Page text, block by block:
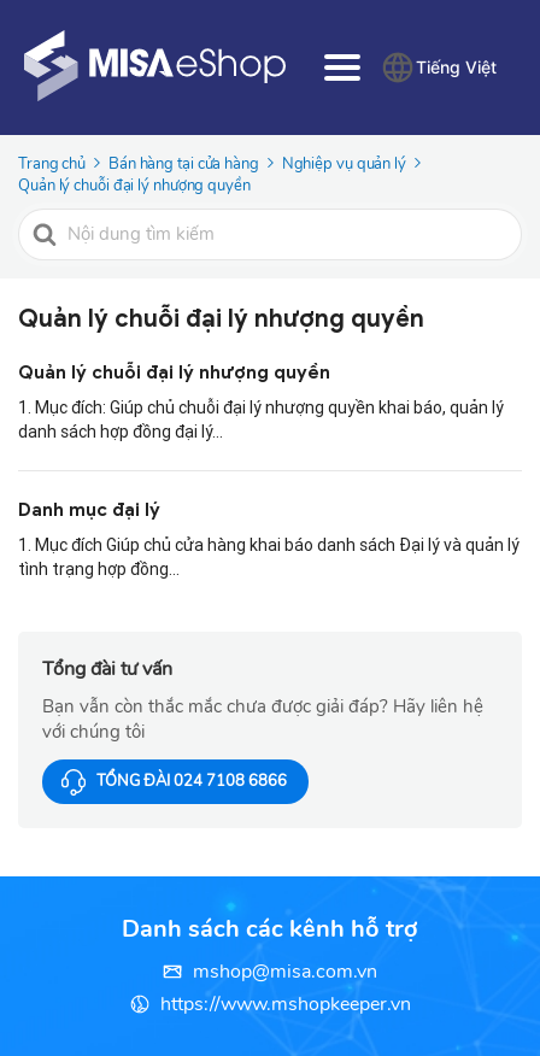
Tiếng Việt
Trang chủ Bán hàng tại cửa hàng
Nghiệp vụ quản lý
Quản lý chuỗi đại lý nhượng quyền
Tìm
kiếm
Quản lý chuỗi đại lý nhượng quyền
Quản lý chuỗi đại lý nhượng quyền
1. Mục đích: Giúp chủ chuỗi đại lý nhượng quyền khai báo, quản lý
danh sách hợp đồng đại lý...
Danh mục đại lý
1. Mục đích Giúp chủ cửa hàng khai báo danh sách Đại lý và quản lý
tình trạng hợp đồng...
Tổng đài tư vấn
Bạn vẫn còn thắc mắc chưa được giải đáp? Hãy liên hệ
với chúng tôi
TỔNG ĐÀI 024 7108 6866
Danh sách các kênh hỗ trợ
mshop@misa.com.vn
https://www.mshopkeeper.vn